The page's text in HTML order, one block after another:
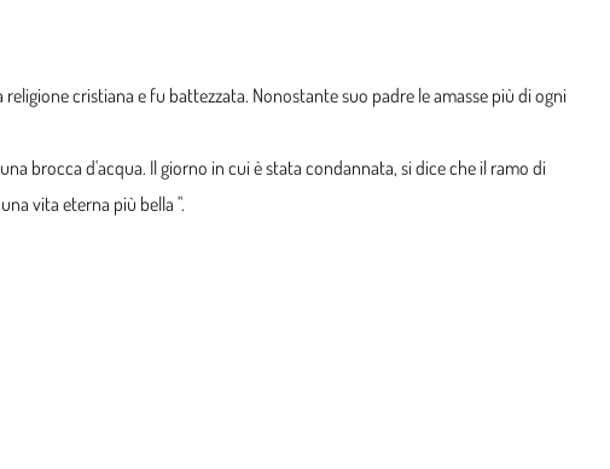
cristiana e fu battezzata. Nonostante suo padre le amasse più di ogni
brocca d'acqua. Il giorno in cui è stata condannata, si dice che il ramo di
vita eterna più bella ".